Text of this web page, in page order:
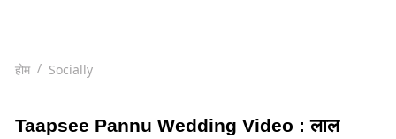
होम Socially
Taapsee Pannu Wedding Video : लाल